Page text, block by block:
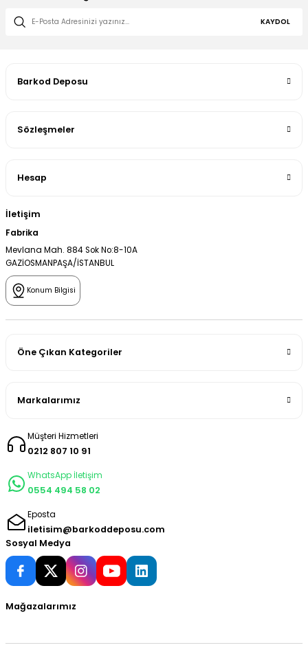
KAYDOL
Barkod Deposu
Sözleşmeler
Hesap
İletişim
Fabrika
Mevlana Mah. 884 Sok No:8-10A
GAZİOSMANPAŞA/İSTANBUL
Konum Bilgisi
Öne Çıkan Kategoriler
Markalarımız
Müşteri Hizmetleri
0212 807 10 91
WhatsApp İletişim
0554 494 58 02
Eposta
iletisim@barkoddeposu.com
Sosyal Medya
Mağazalarımız